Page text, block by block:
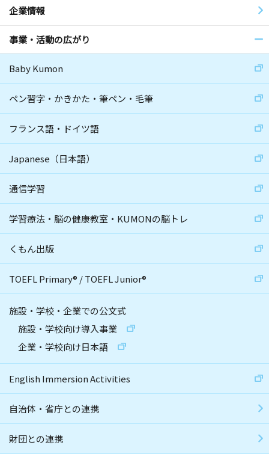
企業情報
事業・活動の広がり
Baby Kumon
ペン習字・かきかた・筆ペン・毛筆
フランス語・ドイツ語
Japanese（日本語）
通信学習
学習療法・脳の健康教室・KUMONの脳トレ
くもん出版
TOEFL Primary® /TOEFL Junior®
施設・学校・企業での公文式
施設・学校向け導入事業
企業・学校向け日本語
English Immersion Activities
自治体・省庁との連携
財団との連携